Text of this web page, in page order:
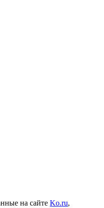
на сайте Ko.ru,